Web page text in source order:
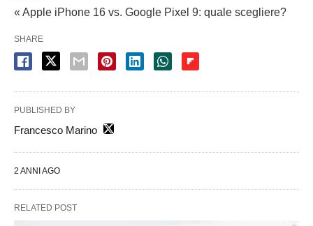
« Apple iPhone 16 vs. Google Pixel 9: quale scegliere?
SHARE
PUBLISHED BY
Francesco Marino
2 ANNI AGO
RELATED POST